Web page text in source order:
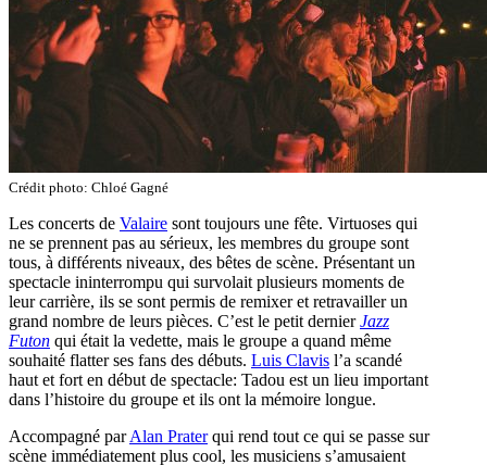
Crédit photo: Chloé Gagné
Les concerts de Valaire sont toujours une fête. Virtuoses qui
ne se prennent pas au sérieux, les membres du groupe sont
tous, à différents niveaux, des bêtes de scène. Présentant un
spectacle ininterrompu qui survolait plusieurs moments de
leur carrière, ils se sont permis de remixer et retravailler un
grand nombre de leurs pièces. C’est le petit dernierJazz
Futon qui était la vedette, mais le groupe a quand même
souhaité flatter ses fans des débuts. Luis Clavis l’a scandé
haut et fort en début de spectacle: Tadou est un lieu important
dans l’histoire du groupe et ils ont la mémoire longue.
Accompagné parAlan Praterqui rend tout ce qui se passe sur
scène immédiatement plus cool, les musiciens s’amusaient